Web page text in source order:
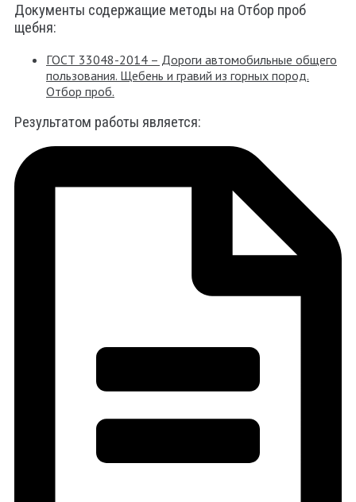
Документы содержащие методы на Отбор проб
щебня:
ГОСТ 33048-2014 – Дороги автомобильные общего
пользования. Щебень и гравий из горных пород.
Отбор проб.
Результатом работы является: